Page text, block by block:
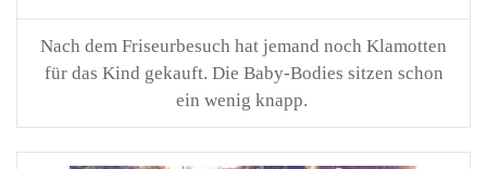
Nach dem Friseurbesuch hat jemand noch Klamotten
für das Kind gekauft. Die Baby-Bodies sitzen schon
ein wenig knapp.